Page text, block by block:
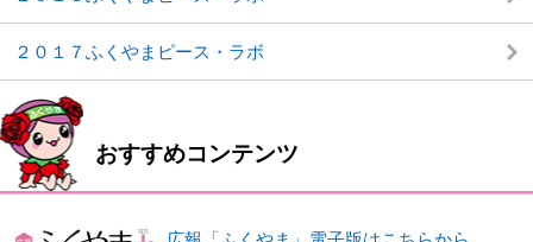
２０１７ふくやまピース・ラボ
おすすめコンテンツ